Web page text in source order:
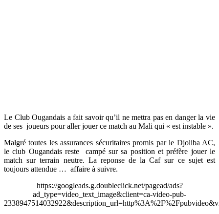
Le Club Ougandais a fait savoir qu’il ne mettra pas en danger la vie
de ses joueurs pour aller jouer ce match au Mali qui « est instable ».
Malgré toutes les assurances sécuritaires promis par le Djoliba AC,
le club Ougandais reste campé sur sa position et préfère jouer le
match sur terrain neutre. La reponse de la Caf sur ce sujet est
toujours attendue … affaire à suivre.
https://googleads.g.doubleclick.net/pagead/ads?
ad_type=video_text_image&client=ca-video-pub-